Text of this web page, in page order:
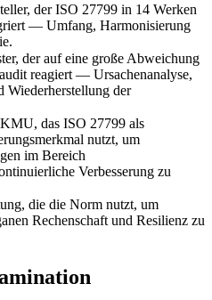
der ISO 27799 in 14 Werken
— Umfang, Harmonisierung
der auf eine große Abweichung
reagiert — Ursachenanalyse,
Wiederherstellung der
das ISO 27799 als
nutzt, um
im Bereich
Verbesserung zu
die die Norm nutzt, um
Rechenschaft und Resilienz zu